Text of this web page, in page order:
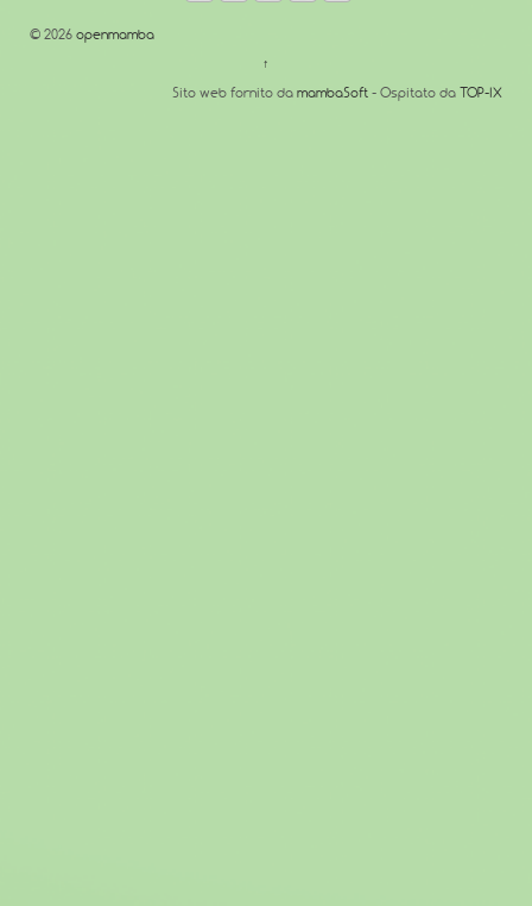
© 2026 openmamba
↑
Sito web fornito da mambaSoft - Ospitato da TOP-IX